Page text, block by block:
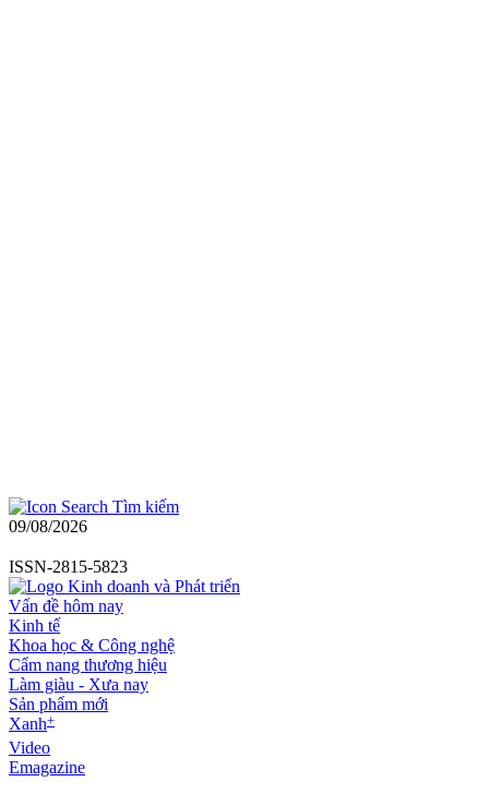
Tìm kiếm
09/08/2026
ISSN-2815-5823
Vấn đề hôm nay
Kinh tế
Khoa học & Công nghệ
Cẩm nang thương hiệu
Làm giàu - Xưa nay
Sản phẩm mới
Xanh+
Video
Emagazine